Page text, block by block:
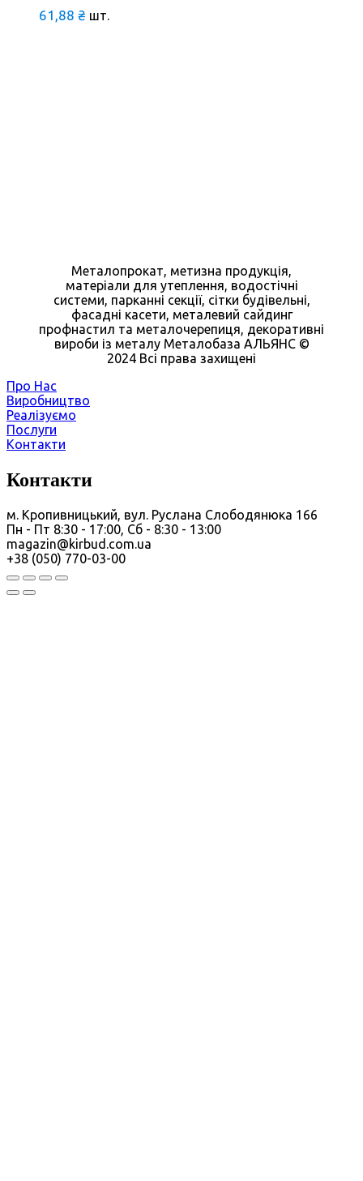
61,88 ₴ шт.
Металопрокат, метизна продукція,
матеріали для утеплення, водостічні
системи, парканні секції, сітки будівельні,
фасадні касети, металевий сайдинг
профнастил та металочерепиця, декоративні
вироби із металу Металобаза АЛЬЯНС ©
2024 Всі права захищені
Про Нас
Виробництво
Реалізуємо
Послуги
Контакти
Контакти
м. Кропивницький, вул. Руслана Слободянюка 166
Пн - Пт 8:30 - 17:00, Сб - 8:30 - 13:00
magazin@kirbud.com.ua
+38 (050) 770-03-00